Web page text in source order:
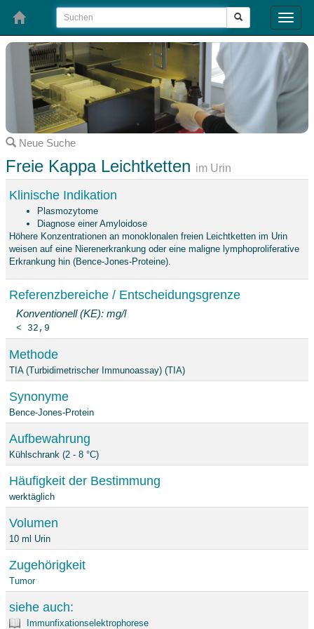
Toggle
Neue Suche
Freie Kappa Leichtketten im Urin
Klinische Indikation
Plasmozytome
Diagnose einer Amyloidose
Höhere Konzentrationen an monoklonalen freien Leichtketten im Urin
weisen auf eine Nierenerkrankung oder eine maligne lymphoproliferative
Erkrankung hin (Bence-Jones-Proteine).
Referenzbereiche / Entscheidungsgrenze
Konventionell (KE): mg/l
< 32,9
Methode
TIA (Turbidimetrischer Immunoassay) (TIA)
Synonyme
Bence-Jones-Protein
Aufbewahrung
Kühlschrank (2 - 8 °C)
Häufigkeit der Bestimmung
werktäglich
Volumen
10 ml Urin
Zugehörigkeit
Tumor
siehe auch:
Immunfixationselektrophorese